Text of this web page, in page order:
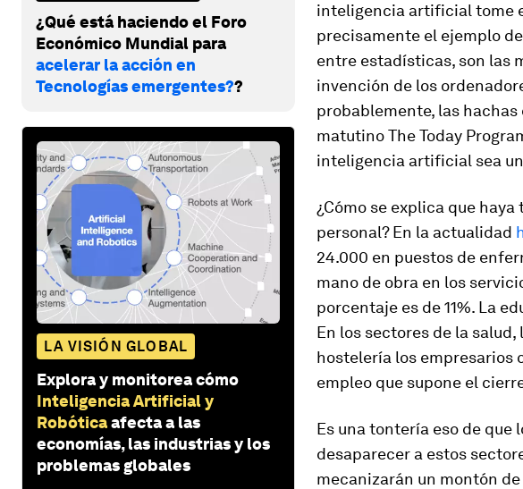
¿Qué está haciendo el Foro
Económico Mundial para
acelerar la acción en
Tecnologías emergentes??
LA VISIÓN GLOBAL
Explora y monitorea cómo
Inteligencia Artificial y
Robóticaafecta a las
economías, las industrias y los
problemas globales
inteligencia artificial tome
precisamente el ejemplo
entre estadísticas, son las
invención de los
probablemente, las hachas
matutino The Today
inteligencia artificial sea
¿Cómo se explica que
personal? En la actualidad
24.000 en puestos de
mano de obra en los
porcentaje es de 11%. La
En los sectores de la
hostelería los empresarios
empleo que supone el
Es una tontería eso de que
desaparecer a estos
mecanizarán un montón